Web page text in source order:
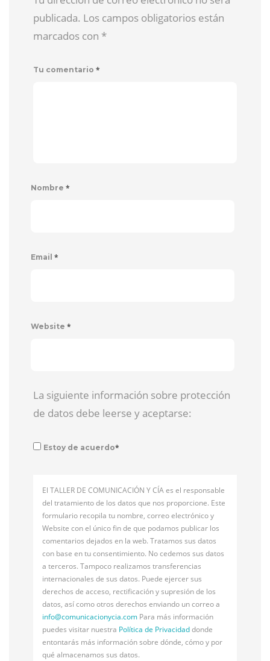
publicada. Los campos obligatorios están
marcados con *
Tu comentario *
Nombre *
Email *
Website *
La siguiente información sobre protección
de datos debe leerse y aceptarse:
Estoy de acuerdo*
El TALLER DE COMUNICACIÓN Y CÍA es el responsable
del tratamiento de los datos que nos proporcione. Este
formulario recopila tu nombre, correo electrónico y
Website con el único fin de que podamos publicar los
comentarios dejados en la web. Tratamos sus datos
con base en tu consentimiento. No cedemos sus datos
a terceros. Tampoco realizamos transferencias
internacionales de sus datos. Puede ejercer sus
derechos de acceso, rectificación y supresión de los
datos, así como otros derechos enviando un correo a
info@comunicacionycia.com Para más información
puedes visitar nuestra Política de Privacidaddonde
entontarás más información sobre dónde, cómo y por
qué almacenamos sus datos.